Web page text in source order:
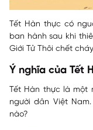
Tết Hàn thực có
ban hành sau khi
Giới Tử Thôi chết cháy
Ý nghĩa của Tết
Tết Hàn thực là một
người dân Việt
nào?